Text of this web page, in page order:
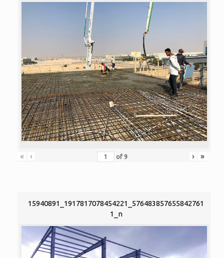
« ‹ of 9 › »
15940891_1917817078454221_576483857655842761
1_n